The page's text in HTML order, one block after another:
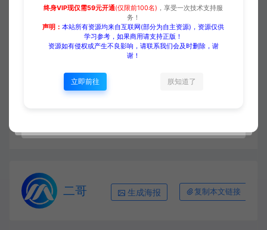
打赏
ERP/CRM/系统
PHP域名授权系统网站授权
授权管理工单系统
二哥 生成海报 复制本文链接
终身VIP现仅需59元开通(仅限前100名) ，享受一次技术支持服
务！
声明：本站所有资源均来自互联网(部分为自主资源)，资源仅供
学习参考，如果商用请支持正版！
资源如有侵权或产生不良影响，请联系我们会及时删除，谢
谢！
立即前往 朕知道了